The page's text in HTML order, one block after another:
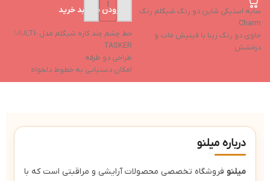
سایه استیکی شاین دو رنگ شیگلم رنگ
Charm
حاوی دو رنگ زیبا با فینیش مات و
درخشش
طراحی استیکی با برش مربعی و امکان
افزودن به سبد خرید
خط چشم چند کاره شیگلم مدل MULTI-
TASKER
طراحی دو طرفه
امکان دستیابی به خطوط دلخواه
رنگدانه‌های قوی و ماندگاری بالا
درباره میلنو
میلنو فروشگاه تخصصی محصولات آرایشی و مراقبتی است که با